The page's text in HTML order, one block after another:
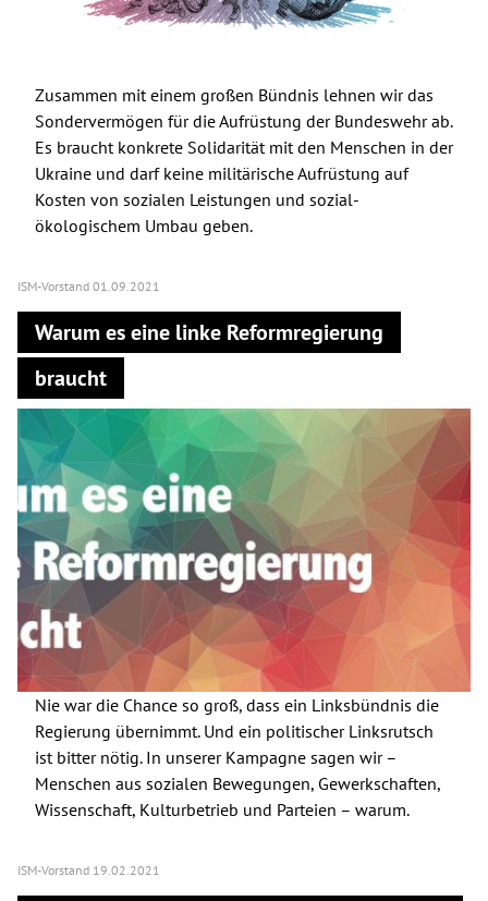
Zusammen mit einem großen Bündnis lehnen wir das
Sondervermögen für die Aufrüstung der Bundeswehr ab.
Es braucht konkrete Solidarität mit den Menschen in der
Ukraine und darf keine militärische Aufrüstung auf
Kosten von sozialen Leistungen und sozial-
ökologischem Umbau geben.
ISM-Vorstand 01.09.2021
Warum es eine linke Reformregierung
braucht
Nie war die Chance so groß, dass ein Linksbündnis die
Regierung übernimmt. Und ein politischer Linksrutsch
ist bitter nötig. In unserer Kampagne sagen wir –
Menschen aus sozialen Bewegungen, Gewerkschaften,
Wissenschaft, Kulturbetrieb und Parteien – warum.
ISM-Vorstand 19.02.2021